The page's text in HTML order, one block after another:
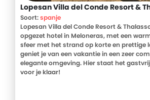
Lopesan Villa del Conde Resort &
Soort:spanje
Lopesan Villa del Conde Resort &
opgezet hotel in Meloneras, met een
sfeer met het strand op korte en prettige
geniet je van een vakantie in een zeer
elegante omgeving. Hier staat het
voor je klaar!
Het resort is ontworpen als een kleine